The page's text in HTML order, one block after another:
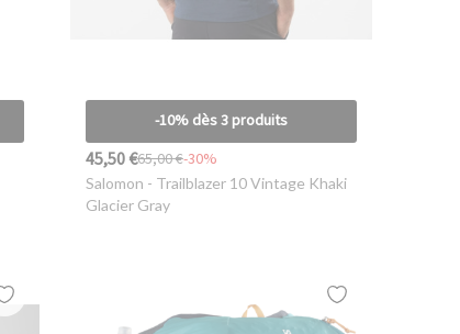
-10% dès 3 produits
45,50 €65,00 €-30%
Salomon - Trailblazer 10 Vintage Khaki
Glacier Gray